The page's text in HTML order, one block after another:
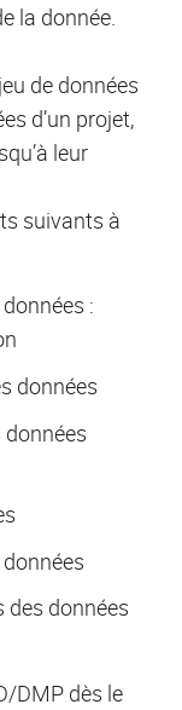
la donnée.
de données
d’un projet,
leur
suivants à
:
données
des données
DMP dès le